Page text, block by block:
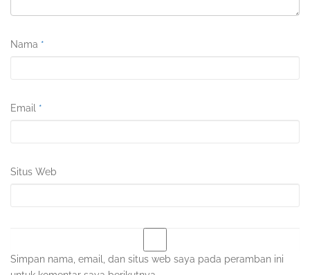
Nama *
Email *
Situs Web
Simpan nama, email, dan situs web saya pada peramban ini